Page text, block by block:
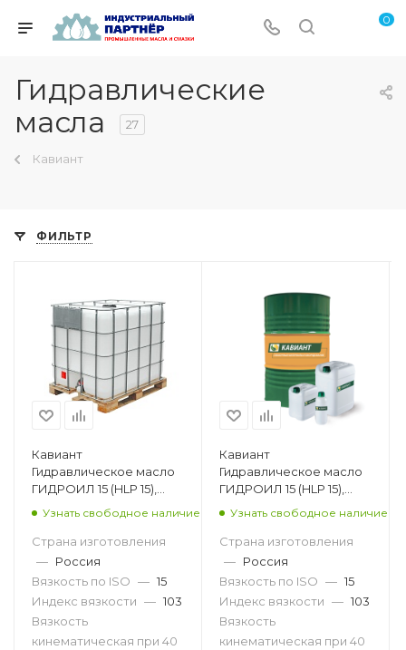
0
Гидравлические
масла
27
Кавиант
ФИЛЬТР
Кавиант
Гидравлическое масло
ГИДРОИЛ 15 (HLP 15),
Узнать свободное наличие
Страна изготовления
— Россия
Вязкость по ISO — 15
Индекс вязкости — 103
Вязкость
кинематическая при 40
Кавиант
Гидравлическое масло
ГИДРОИЛ 15 (HLP 15),
Узнать свободное наличие
Страна изготовления
— Россия
Вязкость по ISO — 15
Индекс вязкости — 103
Вязкость
кинематическая при 40